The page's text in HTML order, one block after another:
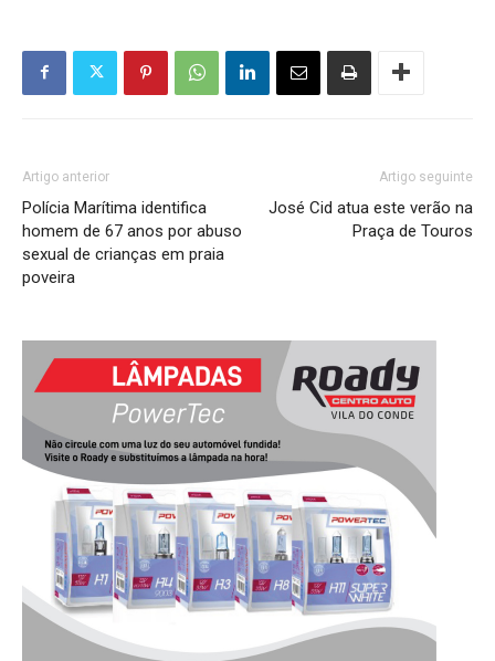
Artigo anterior
Polícia Marítima identifica
homem de 67 anos por abuso
sexual de crianças em praia
poveira
Artigo seguinte
José Cid atua este verão na
Praça de Touros